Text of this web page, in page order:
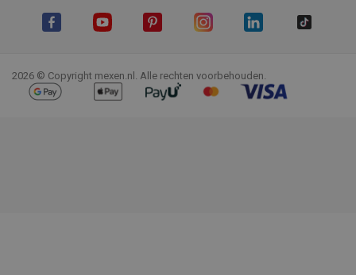
2026 © Copyright mexen.nl. Alle rechten voorbehouden.